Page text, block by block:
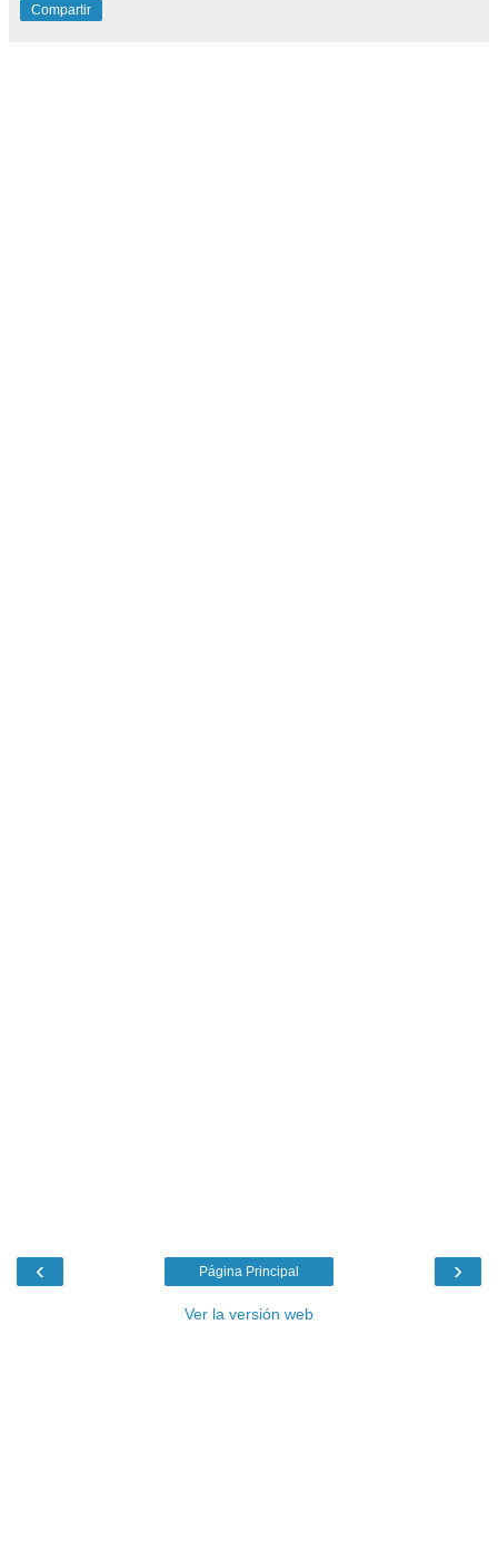
Compartir
‹ ›
Página Principal
Ver la versión web